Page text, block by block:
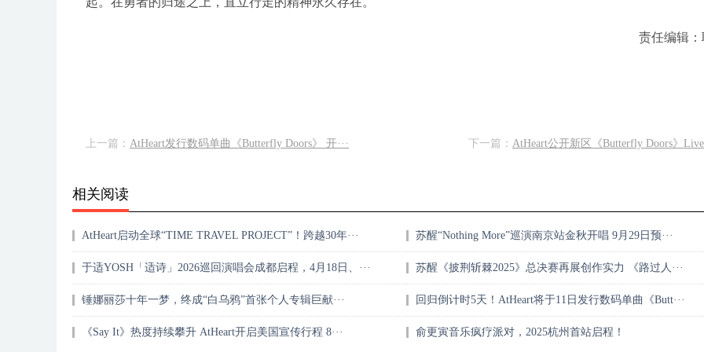
责任编辑：
上一篇： AtHeart发行数码单曲《Butterfly Doors》 开··· 下一篇： AtHeart公开新区《Butterfly Doors》Live
相关阅读
AtHeart启动全球“TIME TRAVEL PROJECT”！跨越30年··· 苏醒“Nothing More”巡演南京站金秋开唱 9月29日预···
于适YOSH「适诗」2026巡回演唱会成都启程，4月18日、··· 苏醒《披荆斩棘2025》总决赛再展创作实力 《路过人···
锤娜丽莎十年一梦，终成“白乌鸦”首张个人专辑巨献··· 回归倒计时5天！AtHeart将于11日发行数码单曲《Butt···
《Say It》热度持续攀升 AtHeart开启美国宣传行程 8··· 俞更寅音乐疯疗派对，2025杭州首站启程！